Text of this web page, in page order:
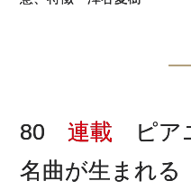
80 連載 ピア
名曲が生まれ